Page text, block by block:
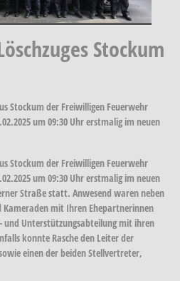
Stockum
Stockum der Freiwilligen Feuerwehr
um 09:30 Uhr erstmalig im neuen
Stockum der Freiwilligen Feuerwehr
um 09:30 Uhr erstmalig im neuen
Straße statt. Anwesend waren neben
mit Ihren Ehepartnerinnen
und Unterstützungsabteilung mit ihren
konnte Rasche den Leiter der
einen der beiden Stellvertreter,